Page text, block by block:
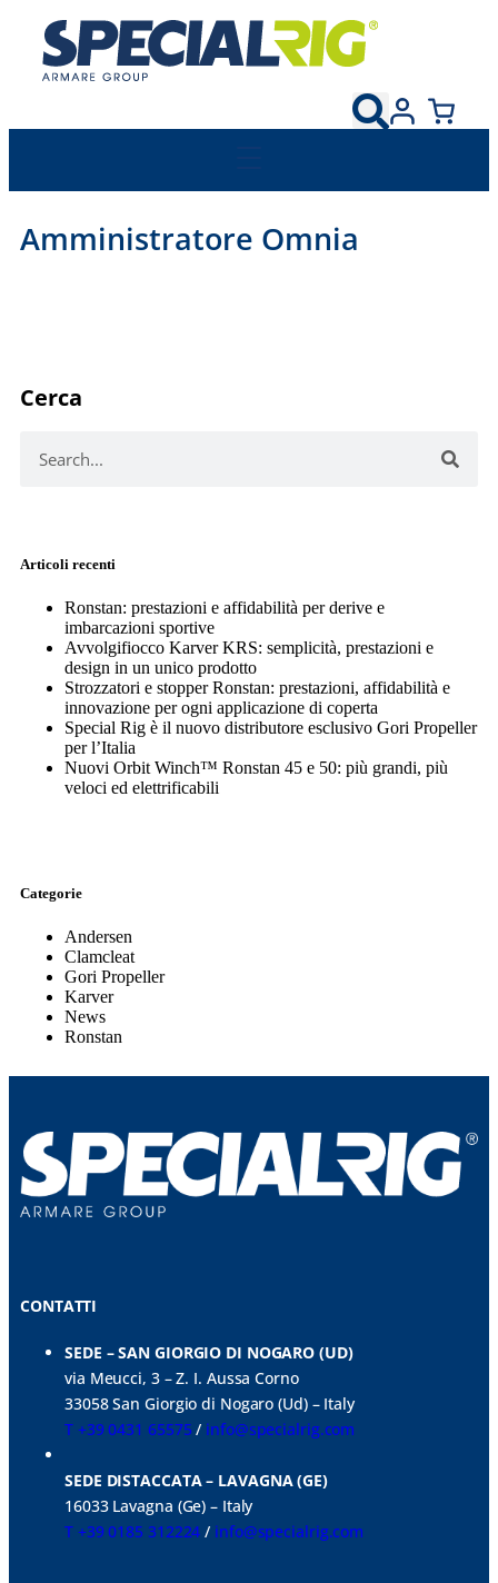
Amministratore Omnia
Cerca
Articoli recenti
Ronstan: prestazioni e affidabilità per derive e
imbarcazioni sportive
Avvolgifiocco Karver KRS: semplicità, prestazioni e
design in un unico prodotto
Strozzatori e stopper Ronstan: prestazioni, affidabilità e
innovazione per ogni applicazione di coperta
Special Rig è il nuovo distributore esclusivo Gori Propeller
per l’Italia
Nuovi Orbit Winch™ Ronstan 45 e 50: più grandi, più
veloci ed elettrificabili
Categorie
Andersen
Clamcleat
Gori Propeller
Karver
News
Ronstan
CONTATTI
SEDE – SAN GIORGIO DI NOGARO (UD)
via Meucci, 3 – Z. I. Aussa Corno
33058 San Giorgio di Nogaro (Ud) – Italy
T +39 0431 65575/ info@specialrig.com
SEDE DISTACCATA – LAVAGNA (GE)
16033 Lavagna (Ge) – Italy
T +39 0185 312224 / info@specialrig.com